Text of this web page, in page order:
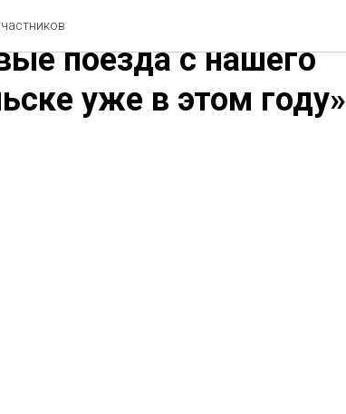
амбициозную
поезда с нашего
уже в этом году»